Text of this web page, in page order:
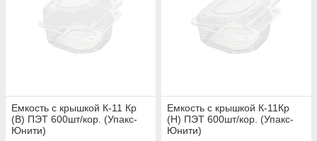
Емкость с крышкой К-11 Кр
(В) ПЭТ 600шт/кор. (Упакс-
Юнити)
Емкость с крышкой К-11Кр
(Н) ПЭТ 600шт/кор. (Упакс-
Юнити)